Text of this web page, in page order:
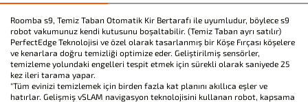
Roomba s9, Temiz Taban Otomatik Kir Bertarafı ile uyumludur, böylece s9
robot vakumunuz kendi kutusunu boşaltabilir. (Temiz Taban ayrı satılır)
PerfectEdge Teknolojisi ve özel olarak tasarlanmış bir Köşe Fırçası köşelere
ve kenarlara doğru temizliği optimize eder. Geliştirilmiş sensörler,
temizleme yolundaki engelleri tespit etmek için sürekli olarak saniyede 25
kez ileri tarama yapar.
"Tüm evinizi temizlemek için birden fazla kat planını akıllıca eşler ve
hatırlar. Gelişmiş vSLAM navigasyon teknolojisini kullanan robot, kapsama